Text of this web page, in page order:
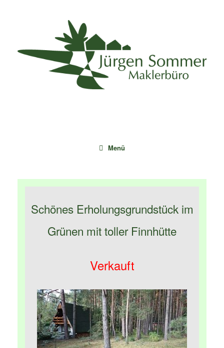
Menü
Schönes Erholungsgrundstück im
Grünen mit toller Finnhütte
Verkauft